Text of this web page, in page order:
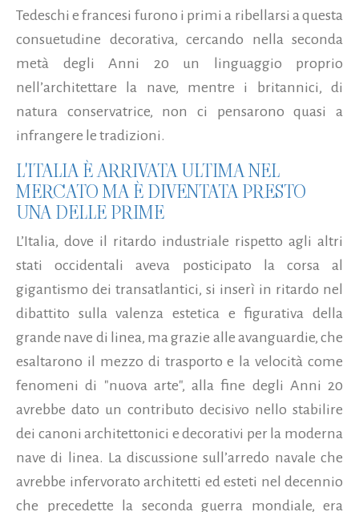
Tedeschi e francesi furono i primi a ribellarsi a questa
consuetudine decorativa, cercando nella seconda
metà degli Anni 20 un linguaggio proprio
nell’architettare la nave, mentre i britannici, di
natura conservatrice, non ci pensarono quasi a
infrangere le tradizioni.
L'ITALIA È ARRIVATA ULTIMA NEL
MERCATO MA È DIVENTATA PRESTO
UNA DELLE PRIME
L’Italia, dove il ritardo industriale rispetto agli altri
stati occidentali aveva posticipato la corsa al
gigantismo dei transatlantici, si inserì in ritardo nel
dibattito sulla valenza estetica e figurativa della
grande nave di linea, ma grazie alle avanguardie, che
esaltarono il mezzo di trasporto e la velocità come
fenomeni di "nuova arte", alla fine degli Anni 20
avrebbe dato un contributo decisivo nello stabilire
dei canoni architettonici e decorativi per la moderna
nave di linea. La discussione sull’arredo navale che
avrebbe infervorato architetti ed esteti nel decennio
che precedette la seconda guerra mondiale, era